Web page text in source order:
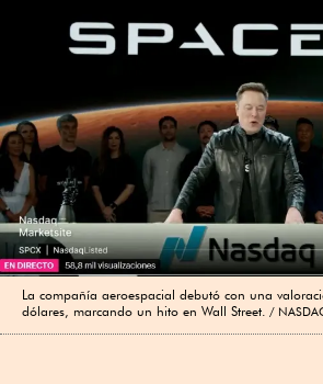
La compañía aeroespacial debutó con una
dólares, marcando un hito en Wall Street.